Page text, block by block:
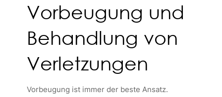
Vorbeugung und
Behandlung von
Verletzungen
Vorbeugung ist immer der beste Ansatz.